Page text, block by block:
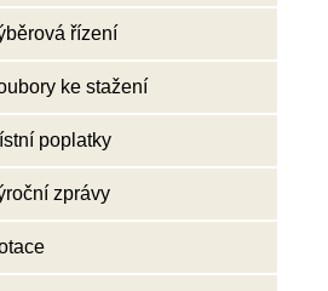
řízení
ke stažení
poplatky
zprávy